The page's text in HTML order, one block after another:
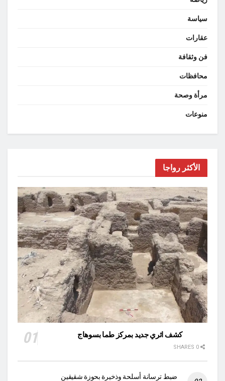
سياسة
عقارات
فن وثقافة
محافظات
مرأة وصحة
منوعات
الأكثر رواجا
كشف اثري جديد بمركز طما بسوهاج
ضبط ترسانة أسلحة وذخيرة بحوزة شقيقين